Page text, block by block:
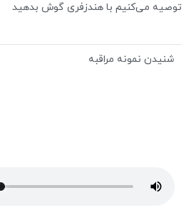
توصیه می‌کنیم با هندزفری گوش بدهید
شنیدن نمونه مراقبه